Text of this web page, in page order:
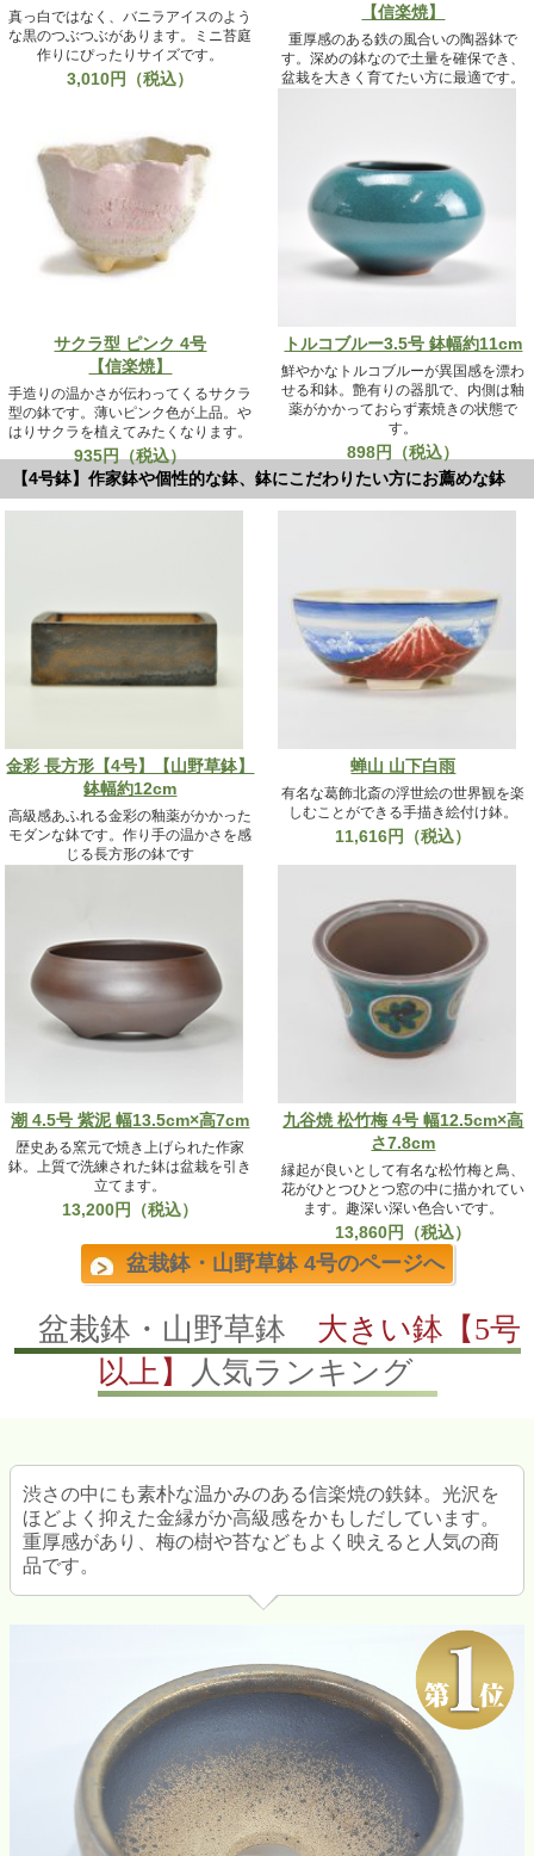
真っ白ではなく、バニラアイスのよう
な黒のつぶつぶがあります。ミニ苔庭
作りにぴったりサイズです。
3,010円（税込）
【信楽焼】
重厚感のある鉄の風合いの陶器鉢で
す。深めの鉢なので土量を確保でき、
盆栽を大きく育てたい方に最適です。
サクラ型 ピンク 4号
【信楽焼】
手造りの温かさが伝わってくるサクラ
型の鉢です。薄いピンク色が上品。や
はりサクラを植えてみたくなります。
935円（税込）
トルコブルー3.5号 鉢幅約11cm
鮮やかなトルコブルーが異国感を漂わ
せる和鉢。艶有りの器肌で、内側は釉
薬がかかっておらず素焼きの状態で
す。
898円（税込）
【4号鉢】作家鉢や個性的な鉢、鉢にこだわりたい方にお薦めな鉢
金彩 長方形【4号】【山野草鉢】
鉢幅約12cm
高級感あふれる金彩の釉薬がかかった
モダンな鉢です。作り手の温かさを感
じる長方形の鉢です
蝉山 山下白雨
有名な葛飾北斎の浮世絵の世界観を楽
しむことができる手描き絵付け鉢。
11,616円（税込）
潮 4.5号 紫泥 幅13.5cm×高7cm
歴史ある窯元で焼き上げられた作家
鉢。上質で洗練された鉢は盆栽を引き
立てます。
13,200円（税込）
九谷焼 松竹梅 4号 幅12.5cm×高
さ7.8cm
縁起が良いとして有名な松竹梅と鳥、
花がひとつひとつ窓の中に描かれてい
ます。趣深い深い色合いです。
13,860円（税込）
盆栽鉢・山野草鉢 4号のページへ
盆栽鉢・山野草鉢 大きい鉢【5号
以上】
人気ランキング
渋さの中にも素朴な温かみのある信楽焼の鉄鉢。光沢を
ほどよく抑えた金縁がか高級感をかもしだしています。
重厚感があり、梅の樹や苔などもよく映えると人気の商
品です。